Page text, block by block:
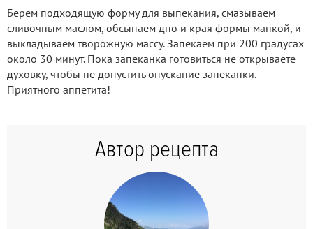
Берем подходящую форму для выпекания, смазываем
сливочным маслом, обсыпаем дно и края формы манкой, и
выкладываем творожную массу. Запекаем при 200 градусах
около 30 минут. Пока запеканка готовиться не открываете
духовку, чтобы не допустить опускание запеканки.
Приятного аппетита!
Автор рецепта